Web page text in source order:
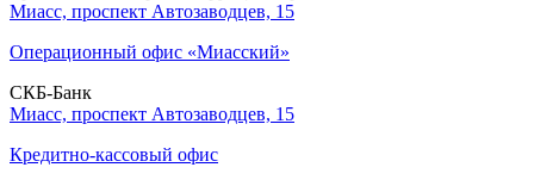
Миасс, проспект Автозаводцев, 15
Операционный офис «Миасский»
СКБ-Банк
Миасс, проспект Автозаводцев, 15
Кредитно-кассовый офис